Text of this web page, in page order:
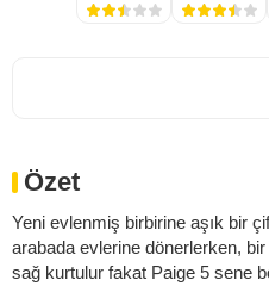
Özet
Yeni evlenmiş birbirine aşık bir
arabada evlerine dönerlerken,
sağ kurtulur fakat Paige 5 sene